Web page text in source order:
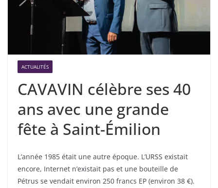
ACTUALITÉS
CAVAVIN célèbre ses 40
ans avec une grande
fête à Saint-Émilion
L’année 1985 était une autre époque. L’URSS existait
encore, Internet n’existait pas et une bouteille de
Pétrus se vendait environ 250 francs EP (environ 38 €).